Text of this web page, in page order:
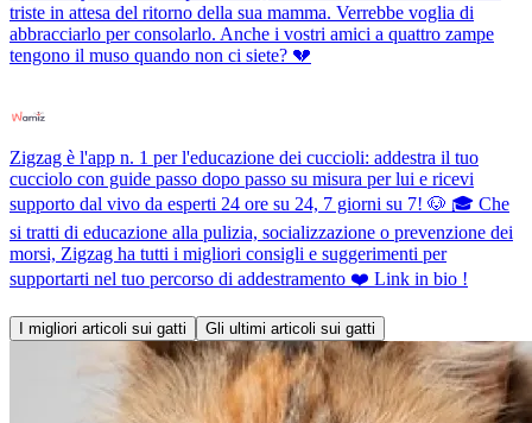
triste in attesa del ritorno della sua mamma. Verrebbe voglia di
abbracciarlo per consolarlo. Anche i vostri amici a quattro zampe
tengono il muso quando non ci siete? 💔
Zigzag è l'app n. 1 per l'educazione dei cuccioli: addestra il tuo
cucciolo con guide passo dopo passo su misura per lui e ricevi
supporto dal vivo da esperti 24 ore su 24, 7 giorni su 7! 🐶 🎓 Che
si tratti di educazione alla pulizia, socializzazione o prevenzione dei
morsi, Zigzag ha tutti i migliori consigli e suggerimenti per
supportarti nel tuo percorso di addestramento ❤️ Link in bio !
I migliori articoli sui gatti Gli ultimi articoli sui gatti